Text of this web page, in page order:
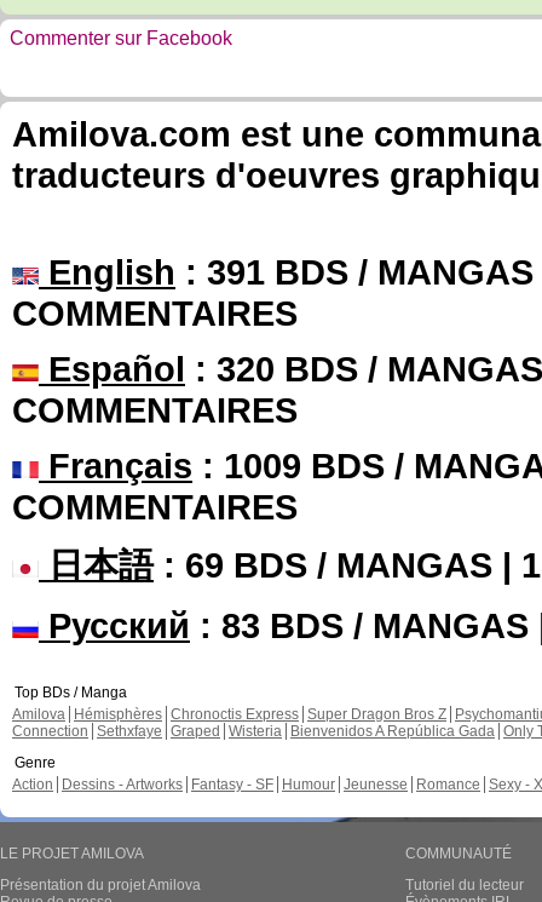
Commenter sur Facebook
Amilova.com est une
traducteurs d'oeuvres
English : 391 BDS /
COMMENTAIRES
Español : 320 BDS /
COMMENTAIRES
Français : 1009 BDS /
COMMENTAIRES
日本語: 69 BDS / MANGAS |
Русский : 83 BDS / MANGAS
Top BDs / Manga
Amilova
Hémisphères Chronoctis Express Super Dragon Bros Z
Connection Sethxfaye Graped Wisteria Bienvenidos A República Gada Only
Genre
Action
Dessins - Artworks Fantasy - SF Humour Jeunesse Romance Sexy -
LE PROJET AMILOVA
Présentation du projet Amilova
COMMUNAUTÉ
Tutoriel du lecteur